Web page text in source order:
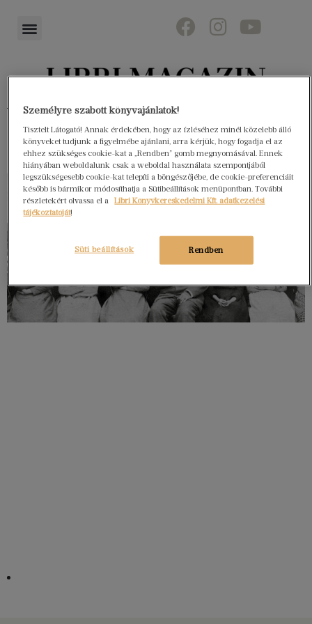
Könyvektől az olvasókig
Személyre szabott könyvajánlatok!
Tisztelt Látogató! Annak érdekében, hogy az ízléséhez minél közelebb álló
könyveket tudjunk a figyelmébe ajánlani, arra kérjük, hogy fogadja el az
ehhez szükséges cookie-kat a „Rendben” gomb megnyomásával. Ennek
hiányában weboldalunk csak a weboldal használata szempontjából
legszükségesebb cookie-kat telepíti a böngészőjébe, de cookie-preferenciáit
később is bármikor módosíthatja a Sütibeállítások menüpontban. További
részletekért olvassa el a
Libri Könyvkereskedelmi Kft. adatkezelési
tájékoztatóját!
Rendben
Süti beállítások